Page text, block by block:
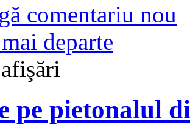
comentariu nou
departe
pe pietonalul